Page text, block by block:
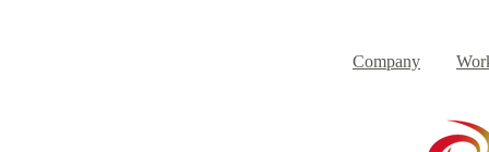
Company